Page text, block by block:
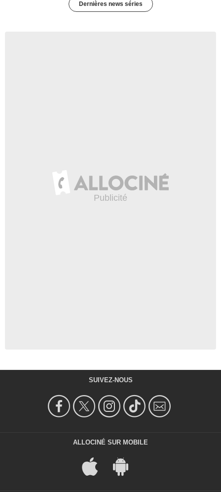
Dernières news séries
SUIVEZ-NOUS
ALLOCINÉ SUR MOBILE